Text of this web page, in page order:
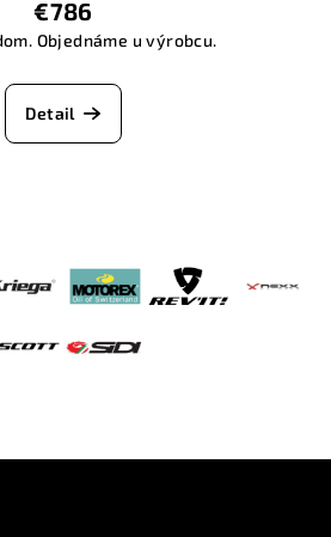
€786
Objednáme u výrobcu.
Detail